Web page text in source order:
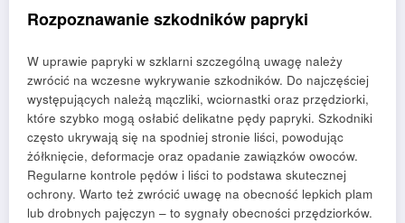
Rozpoznawanie szkodników papryki
W uprawie papryki w szklarni szczególną uwagę należy
zwrócić na wczesne wykrywanie szkodników. Do najczęściej
występujących należą mączliki, wciornastki oraz przędziorki,
które szybko mogą osłabić delikatne pędy papryki. Szkodniki
często ukrywają się na spodniej stronie liści, powodując
żółknięcie, deformacje oraz opadanie zawiązków owoców.
Regularne kontrole pędów i liści to podstawa skutecznej
ochrony. Warto też zwrócić uwagę na obecność lepkich plam
lub drobnych pajęczyn – to sygnały obecności przędziorków.